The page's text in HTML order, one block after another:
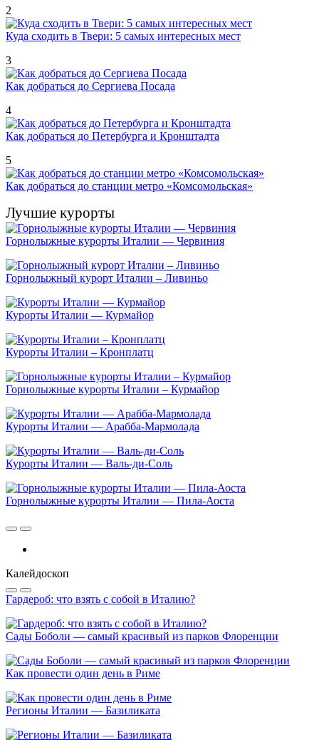
2
Куда сходить в Твери: 5 самых интересных мест
3
Как добраться до Сергиева Посада
4
Как добраться до Петербурга и Кронштадта
5
Как добраться до станции метро «Комсомольская»
Лучшие курорты
Горнолыжные курорты Италии — Червиния
Горнолыжный курорт Италии – Ливиньо
Курорты Италии — Курмайор
Курорты Италии – Кронплатц
Горнолыжные курорты Италии – Курмайор
Курорты Италии — Арабба-Мармолада
Курорты Италии — Валь-ди-Соль
Горнолыжные курорты Италии — Пила-Аоста
Калейдоскоп
Гардероб: что взять с собой в Италию?
Сады Боболи — самый красивый из парков Флоренции
Как провести один день в Риме
Регионы Италии — Базиликата